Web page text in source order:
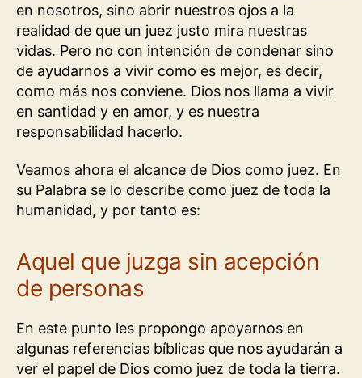
en nosotros, sino abrir nuestros ojos a la
realidad de que un juez justo mira nuestras
vidas. Pero no con intención de condenar sino
de ayudarnos a vivir como es mejor, es decir,
como más nos conviene. Dios nos llama a vivir
en santidad y en amor, y es nuestra
responsabilidad hacerlo.
Veamos ahora el alcance de Dios como juez. En
su Palabra se lo describe como juez de toda la
humanidad, y por tanto es:
Aquel que juzga sin acepción
de personas
En este punto les propongo apoyarnos en
algunas referencias bíblicas que nos ayudarán a
ver el papel de Dios como juez de toda la tierra.